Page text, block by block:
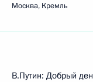
Москва, Кремль
В.Путин: Добрый